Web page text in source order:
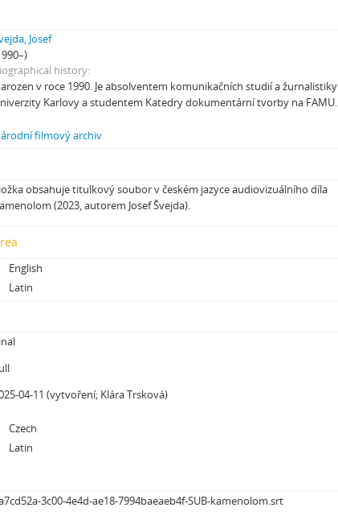
Pravidla styku s místními e-dívkami
I.: Dívka s bičem
sen trvá 45 minut
Same Sea
tobě nečekaný host
What Comes Next...
LOVE STORY
Josef
history
v roce 1990. Je absolventem komunikačních studií a žurnalistiky
Karlovy a studentem Katedry dokumentární tvorby na FAMU.
filmový archiv
obsahuje titulkový soubor v českém jazyce audiovizuálního díla
(2023, autorem Josef Švejda).
English
Latin
04-11 (vytvoření; Klára Trsková)
Czech
Latin
3c00-4e4d-ae18-7994baeaeb4f-SUB-kamenolom.srt